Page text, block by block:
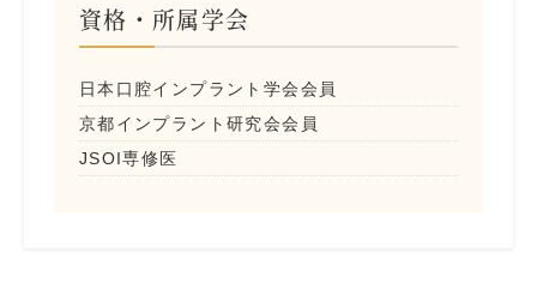
資格・所属学会
日本口腔インプラント学会会員
京都インプラント研究会会員
JSOI専修医